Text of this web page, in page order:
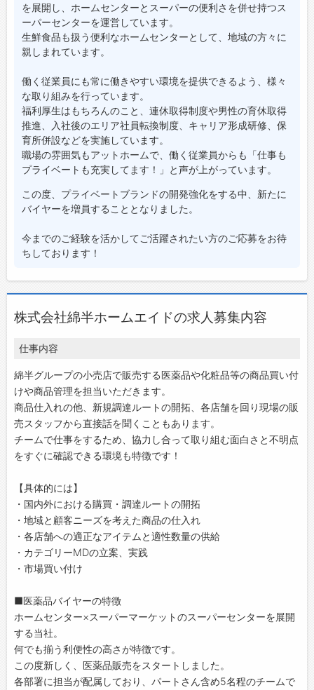
を展開し、ホームセンターとスーパーの便利さを併せ持つス
ーパーセンターを運営しています。
生鮮食品も扱う便利なホームセンターとして、地域の方々に
親しまれています。
働く従業員にも常に働きやすい環境を提供できるよう、様々
な取り組みを行っています。
福利厚生はもちろんのこと、連休取得制度や男性の育休取得
推進、入社後のエリア社員転換制度、キャリア形成研修、保
育所併設などを実施しています。
職場の雰囲気もアットホームで、働く従業員からも「仕事も
プライベートも充実してます！」と声が上がっています。
この度、プライベートブランドの開発強化をする中、新たに
バイヤーを増員することとなりました。
今までのご経験を活かしてご活躍されたい方のご応募をお待
ちしております！
株式会社綿半ホームエイドの求人募集内容
仕事内容
綿半グループの小売店で販売する医薬品や化粧品等の商品買い付
けや商品管理を担当いただきます。
商品仕入れの他、新規調達ルートの開拓、各店舗を回り現場の販
売スタッフから直接話を聞くこともあります。
チームで仕事をするため、協力し合って取り組む面白さと不明点
をすぐに確認できる環境も特徴です！
【具体的には】
・国内外における購買・調達ルートの開拓
・地域と顧客ニーズを考えた商品の仕入れ
・各店舗への適正なアイテムと適性数量の供給
・カテゴリーMDの立案、実践
・市場買い付け
■医薬品バイヤーの特徴
ホームセンター×スーパーマーケットのスーパーセンターを展開
する当社。
何でも揃う利便性の高さが特徴です。
この度新しく、医薬品販売をスタートしました。
各部署に担当が配属しており、パートさん含め5名程のチームで